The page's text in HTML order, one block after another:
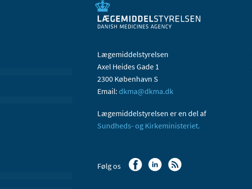
Lægemiddelstyrelsen
Axel Heides Gade 1
2300 København S
Email: dkma@dkma.dk
Lægemiddelstyrelsen er en del af
Sundheds- og Kirkeministeriet.
Følg os